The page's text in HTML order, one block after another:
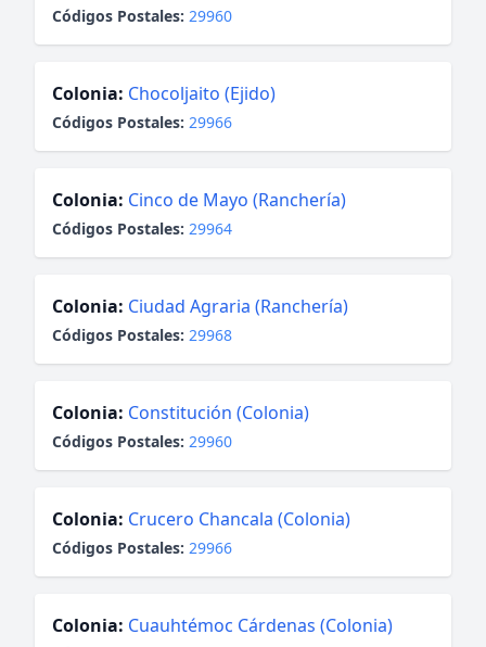
Códigos Postales: 29960
Colonia: Chocoljaito (Ejido)
Códigos Postales: 29966
Colonia: Cinco de Mayo (Ranchería)
Códigos Postales: 29964
Colonia: Ciudad Agraria (Ranchería)
Códigos Postales: 29968
Colonia: Constitución (Colonia)
Códigos Postales: 29960
Colonia: Crucero Chancala (Colonia)
Códigos Postales: 29966
Colonia: Cuauhtémoc Cárdenas (Colonia)